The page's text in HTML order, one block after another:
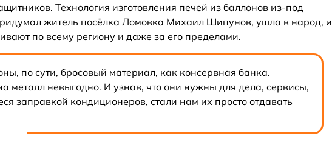
Технология изготовления печей из баллонов из-под
житель посёлка Ломовка Михаил Шипунов, ушла в народ, и
по всему региону и даже за его пределами.
по сути, бросовый материал, как консервная банка.
металл невыгодно. И узнав, что они нужны для дела, сервисы,
заправкой кондиционеров, стали нам их просто отдавать